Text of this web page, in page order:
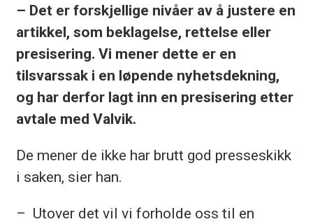
– Det er forskjellige nivåer av å justere en
artikkel, som beklagelse, rettelse eller
presisering. Vi mener dette er en
tilsvarssak i en løpende nyhetsdekning,
og har derfor lagt inn en presisering etter
avtale med Valvik.
De mener de ikke har brutt god presseskikk
i saken, sier han.
– Utover det vil vi forholde oss til en